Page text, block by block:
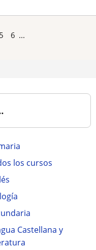
5 6 ...
los cursos
Castellana y